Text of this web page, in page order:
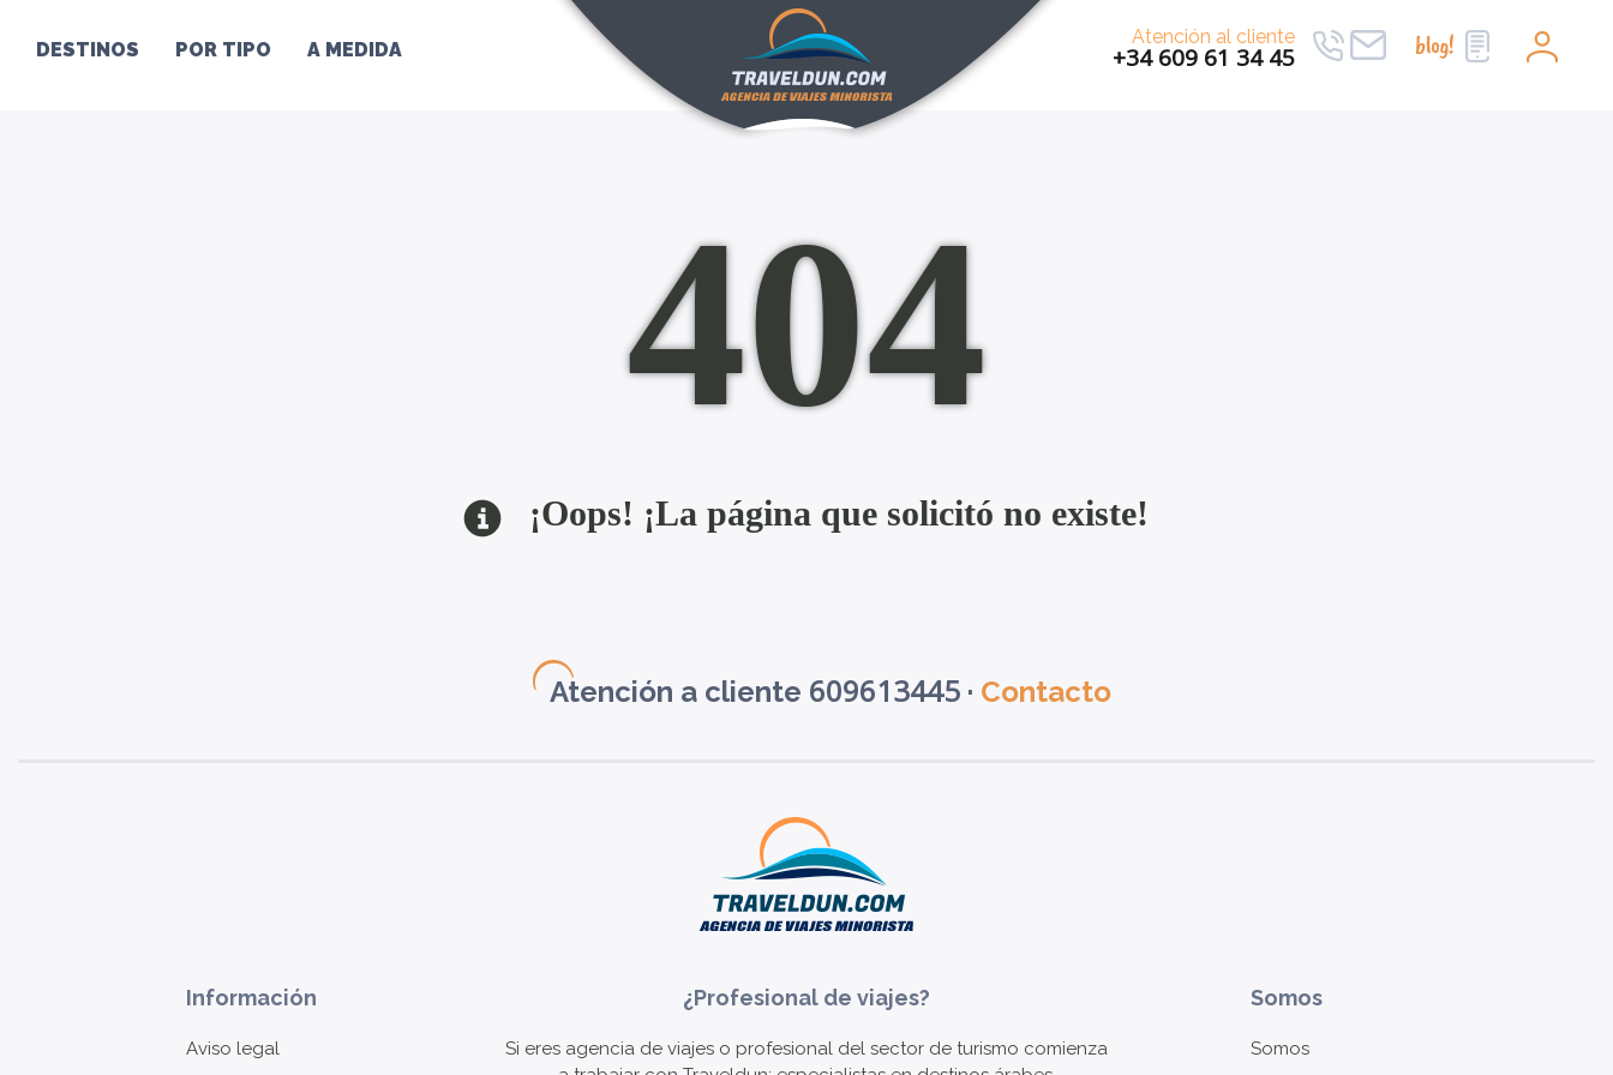
DESTINOS POR TIPO A MEDIDA
Atención al cliente
+34 609 61 34 45
404
¡Oops! ¡La página que solicitó no existe!
Atención a cliente 609613445· Contacto
Información
Aviso legal
¿Profesional de viajes?
Si eres agencia de viajes o profesional del sector de turismo comienza
Somos
Somos